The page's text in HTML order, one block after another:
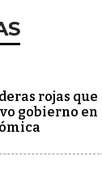
rojas que
gobierno en